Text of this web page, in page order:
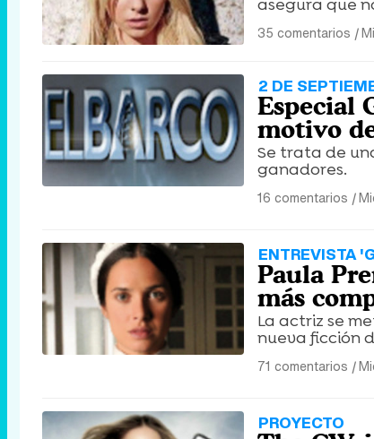
asegura que
35 comentarios |
2 DE
Especial
motivo
Se trata de
ganadores.
16 comentarios |
ENTREVISTA
Paula
más
La actriz se
nueva ficción
71 comentarios |
PROYECTO